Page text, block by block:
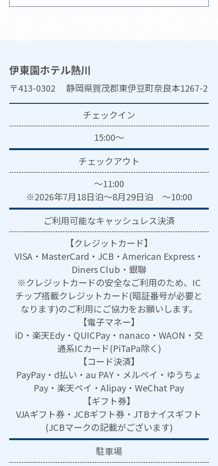
伊東園ホテル熱川
〒413-0302 静岡県賀茂郡東伊豆町奈良本1267-2
チェックイン
15:00～
チェックアウト
～11:00
※2026年7月18日泊～8月29日泊 ～10:00
ご利用可能なキャッシュレス決済
【クレジットカード】
VISA・MasterCard・JCB・American Express・
Diners Club・銀聯
※クレジットカードの安全なご利用のため、IC
チップ搭載クレジットカード(暗証番号が必要と
なります)のご利用にご協力をお願いします。
【電子マネー】
iD・楽天Edy・QUICPay・nanaco・WAON・交
通系ICカード(PiTaPa除く)
【コード決済】
PayPay・d払い・au PAY・メルペイ・ゆうちょ
Pay・楽天ペイ・Alipay・WeChat Pay
【ギフト券】
VJAギフト券・JCBギフト券・JTBナイスギフト
(JCBマークの記載がございます)
駐車場